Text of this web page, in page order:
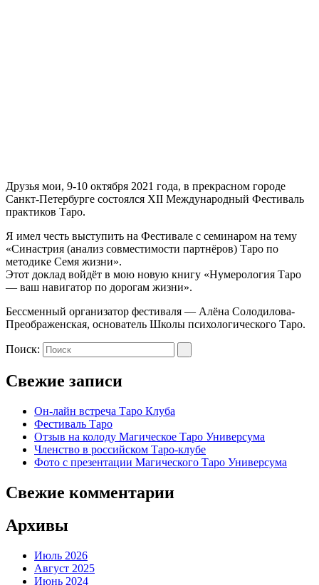
Друзья мои, 9-10 октября 2021 года, в прекрасном городе
Санкт-Петербурге состоялся XII Международный Фестиваль
практиков Таро.
Я имел честь выступить на Фестивале с семинаром на тему
«Синастрия (анализ совместимости партнёров) Таро по
методике Семя жизни».
Этот доклад войдёт в мою новую книгу «Нумерология Таро
— ваш навигатор по дорогам жизни».
Бессменный организатор фестиваля — Алёна Солодилова-
Преображенская, основатель Школы психологического Таро.
Поиск:
Свежие записи
Он-лайн встреча Таро Клуба
Фестиваль Таро
Отзыв на колоду Магическое Таро Универсума
Членство в российском Таро-клубе
Фото с презентации Магического Таро Универсума
Свежие комментарии
Архивы
Июль 2026
Август 2025
Июнь 2024